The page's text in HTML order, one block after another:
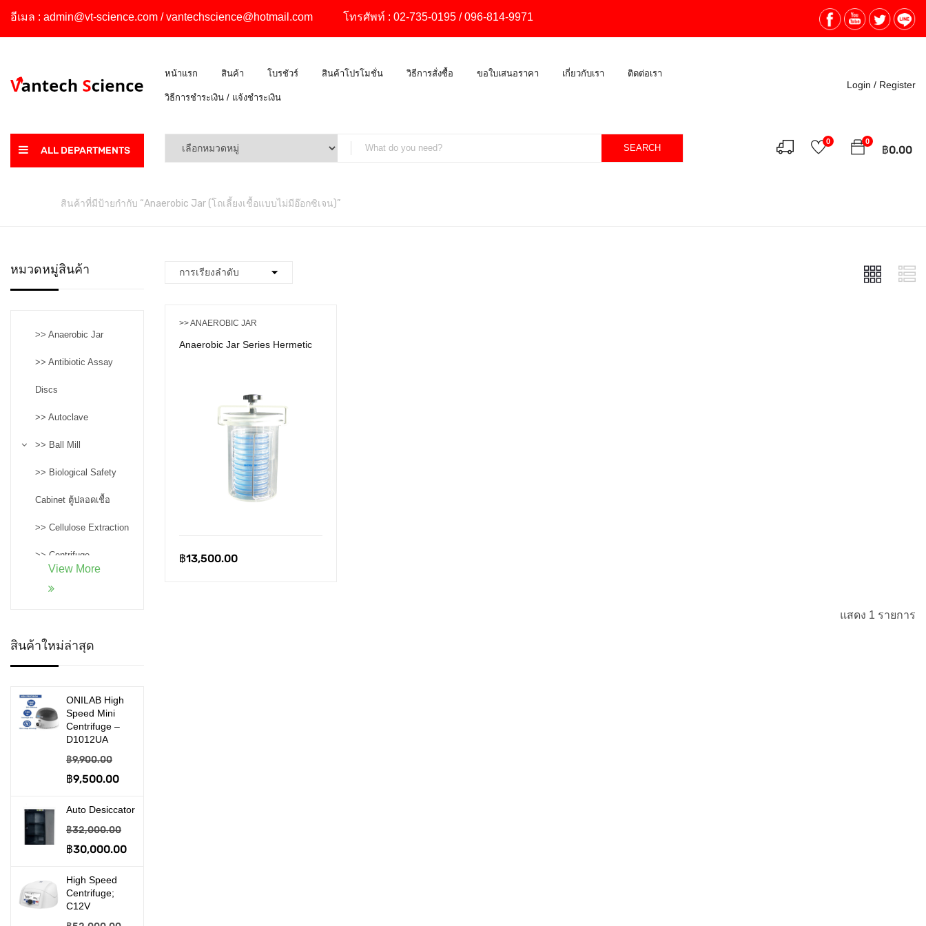
อีเมล : admin@vt-science.com /vantechscience@hotmail.com โทรศัพท์ : 02-735-0195 /096-814-9971
หน้าแรก สินค้า โบรชัวร์ สินค้าโปรโมชั่น วิธีการสั่งซื้อ ขอใบเสนอราคา เกี่ยวกับเรา ติดต่อเรา
วิธีการชำระเงิน / แจ้งชำระเงิน
Login / Register
ALL DEPARTMENTS SEARCH
0
฿0.00
0
สินค้าที่มีป้ายกำกับ “Anaerobic Jar (โถเลี้ยงเชื้อแบบไม่มีอ๊อกซิเจน)”
หมวดหมู่สินค้า
>> Anaerobic Jar
>> Antibiotic Assay
Discs
>> Autoclave
>> Ball Mill
>> Biological Safety
Cabinet ตู้ปลอดเชื้อ
>> Cellulose Extraction
>> Centrifuge
>> Desiccator
>> Disposable Product
>> Embedding System
>> Filtration & Suction
เครื่องรันเจล
>> Hot Plate & Stirrer
View More
สินค้าใหม่ล่าสุด
ONILAB High
Speed Mini
Centrifuge –
D1012UA
฿9,900.00
Original
฿9,500.00Current
Auto Desiccator
฿32,000.00
Original
was:
฿32,000.00.
฿30,000.00Current
High Speed
Centrifuge;
C12V
>> ANAEROBIC JAR
Anaerobic Jar Series Hermetic
฿13,500.00
แสดง 1 รายการ